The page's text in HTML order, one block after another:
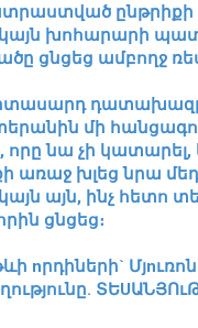
ընթրիքի
խոհարարի
ցնցեց ամբողջ
մի
որը նա չի կատարել,
առաջ խլեց նրա
այն, ինչ հետո
ցնցեց։
nրդիների`